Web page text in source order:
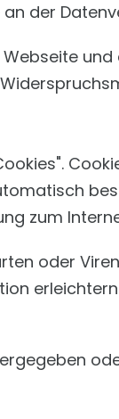
der
zum
oder